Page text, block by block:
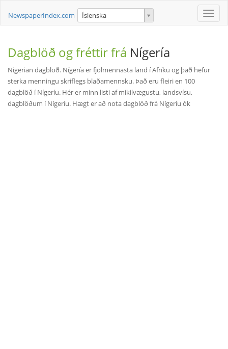
Toggle
NewspaperIndex.com Íslenska
Dagblöð og fréttir frá Nígería
Nigerian dagblöð. Nígería er fjölmennasta land í Afríku og það hefur
sterka menningu skriflegs blaðamennsku. Það eru fleiri en 100
dagblöð í Nígeríu. Hér er minn listi af mikilvægustu, landsvísu,
dagblöðum í Nígeríu. Hægt er að nota dagblöð frá Nígeríu ók